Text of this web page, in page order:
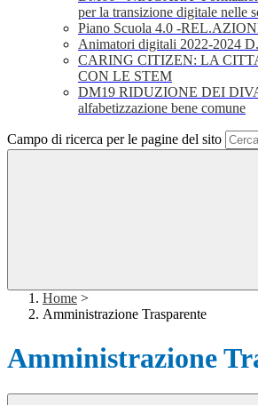
per la transizione digitale nelle
Piano Scuola 4.0 -
Animatori digitali 2022-2024
CARING CITIZEN: LA
CON LE STEM
DM19 RIDUZIONE DEI
alfabetizzazione bene comune
Campo di ricerca per le pagine del sito
Home >
Amministrazione Trasparente
Amministrazione